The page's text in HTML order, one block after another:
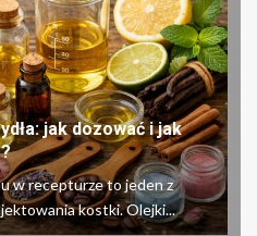
jak dozować i jak
w recepturze to jeden z
kostki. Olejki...